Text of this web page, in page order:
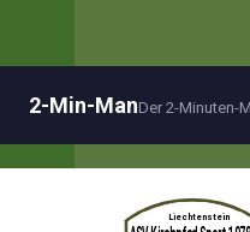
2-Min-ManDer 2-Minuten-